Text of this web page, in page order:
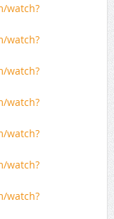
watch?
watch?
watch?
watch?
watch?
watch?
watch?